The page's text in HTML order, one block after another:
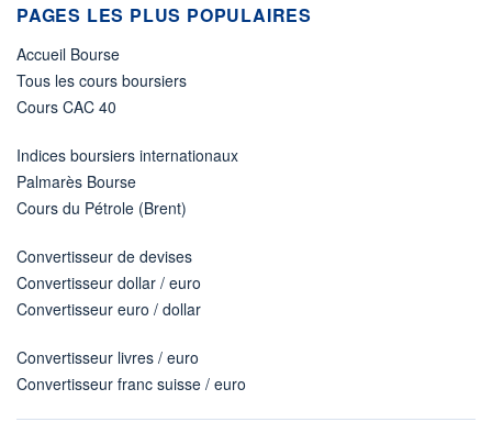
8,1600
ESTIMÉ 2026
DERNIER
ÉCHANGE
07.08.26 / 22:00:00
PAGES LES PLUS POPULAIRES
Accueil Bourse
Tous les cours boursiers
Cours CAC 40
Indices boursiers internationaux
Palmarès Bourse
Cours du Pétrole (Brent)
Convertisseur de devises
Convertisseur dollar / euro
Convertisseur euro / dollar
Convertisseur livres / euro
Convertisseur franc suisse / euro